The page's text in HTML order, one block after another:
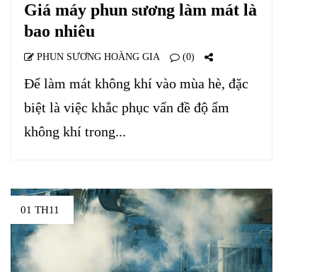
Giá máy phun sương làm mát là
bao nhiêu
PHUN SƯƠNG HOÀNG GIA (0)
Để làm mát không khí vào mùa hè, đặc
biệt là việc khắc phục vấn đề độ ẩm
không khí trong...
01 TH11